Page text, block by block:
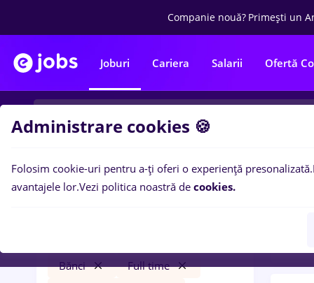
Companie nouă? Primești un
Joburi Cariera Salarii Ofertă
Filtre
Bănci
Full time
0
Administrare cookies 🍪
Folosim cookie-uri pentru a-ți oferi o experiență presonalizată.
avantajele lor.Vezi politica noastră de cookies.